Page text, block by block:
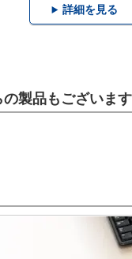
詳細を見る
製品もございます